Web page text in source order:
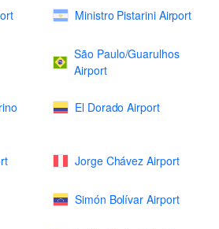
Ministro Pistarini Airport
São Paulo/Guarulhos
Airport
El Dorado Airport
Jorge Chávez Airport
Simón Bolívar Airport